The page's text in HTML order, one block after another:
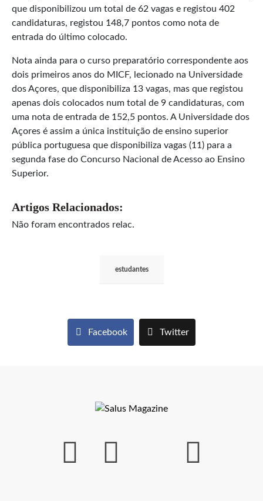
que disponibilizou um total de 62 vagas e registou 402
candidaturas, registou 148,7 pontos como nota de
entrada do último colocado.
Nota ainda para o curso preparatório correspondente aos
dois primeiros anos do MICF, lecionado na Universidade
dos Açores, que disponibiliza 13 vagas, mas que registou
apenas dois colocados num total de 9 candidaturas, com
uma nota de entrada de 152,5 pontos. A Universidade dos
Açores é assim a única instituição de ensino superior
pública portuguesa que disponibiliza vagas (11) para a
segunda fase do Concurso Nacional de Acesso ao Ensino
Superior.
Artigos Relacionados:
Não foram encontrados relac.
estudantes
Facebook Twitter